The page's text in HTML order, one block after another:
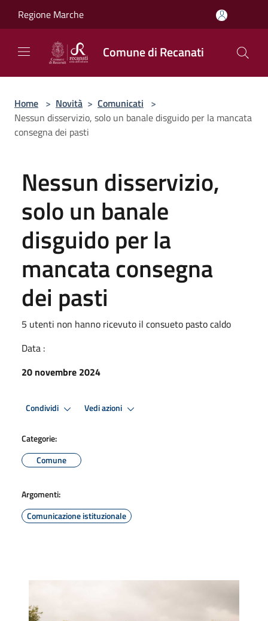
Regione Marche
Comune di Recanati
Home > Novità > Comunicati >
Nessun disservizio, solo un banale disguido per la mancata
consegna dei pasti
Nessun disservizio,
solo un banale
disguido per la
mancata consegna
dei pasti
5 utenti non hanno ricevuto il consueto pasto caldo
Data :
20 novembre 2024
Condividi Vedi azioni
Categorie:
Comune
Argomenti:
Comunicazione istituzionale